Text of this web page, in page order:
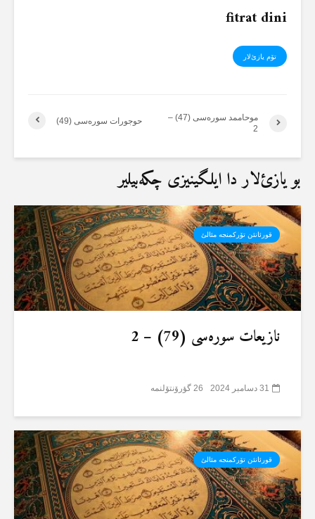
fitrat dini
تۆم یازئ‌لار
حوجورات سورەسی (49)
موحاممد سورەسی (47) –
2
بو یازئ‌لار دا ایلگینیزی چکەبیلیر
قورئانئن تۆرکمنجە مئالئ
نازیعات سورەسی (79) – 2
31 دسامبر 2024 26 گؤرۆنتۆلنمە
قورئانئن تۆرکمنجە مئالئ